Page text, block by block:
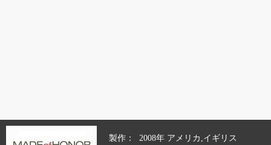
製作
2008年 アメリカ,イギリス